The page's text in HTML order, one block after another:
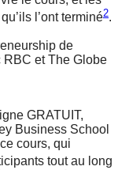
l’ont terminé2.
de
RBC et The Globe
GRATUIT,
Business School
cours, qui
tout au long